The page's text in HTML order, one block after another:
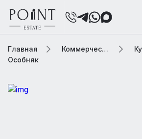
Главная Коммерческая элитная недвижимость
Особняк